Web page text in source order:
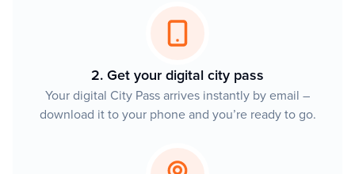
2. Get your digital city pass
Your digital City Pass arrives instantly by email –
download it to your phone and you’re ready to go.